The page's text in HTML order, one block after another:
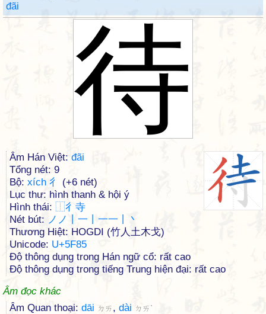
đãi
待
Âm Hán Việt: đãi
Tổng nét: 9
Bộ: xích 彳
(+6 nét)
Lục thư: hình thanh & hội ý
Hình thái: ⿰彳 寺
Nét bút: ノノ丨一丨一一丨丶
Thương Hiệt: HOGDI (竹人土木戈)
Unicode: U+5F85
Độ thông dụng trong Hán ngữ cổ: rất cao
Độ thông dụng trong tiếng Trung hiện đại: rất cao
Âm đọc khác
Âm Quan thoại: dāi ㄉㄞ , dài ㄉㄞˋ